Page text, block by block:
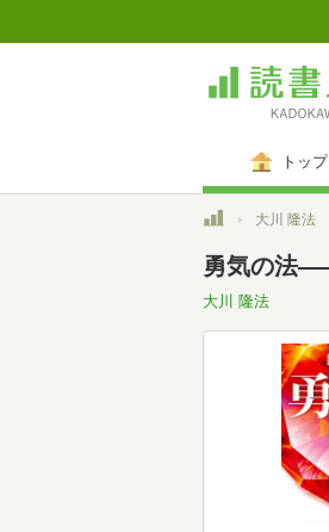
トップ
トップ大川 隆法
勇気の法
大川 隆法